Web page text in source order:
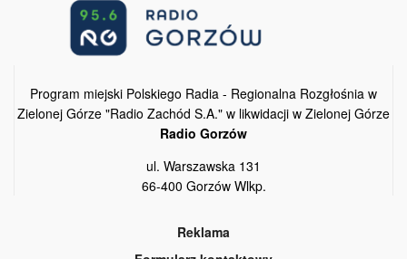
Program miejski Polskiego Radia - Regionalna Rozgłośnia w
Zielonej Górze "Radio Zachód S.A." w likwidacji w Zielonej Górze
Radio Gorzów
ul. Warszawska 131
66-400 Gorzów Wlkp.
Reklama